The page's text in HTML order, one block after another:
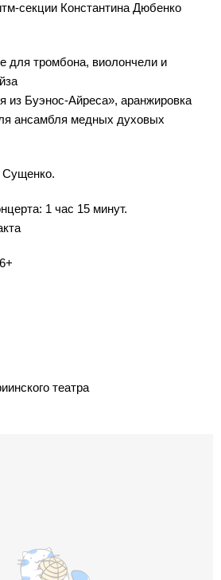
секции Константина Дюбенко
для тромбона, виолончели и
из Буэнос-Айреса», аранжировка
ансамбля медных духовых
1 час 15 минут.
театра